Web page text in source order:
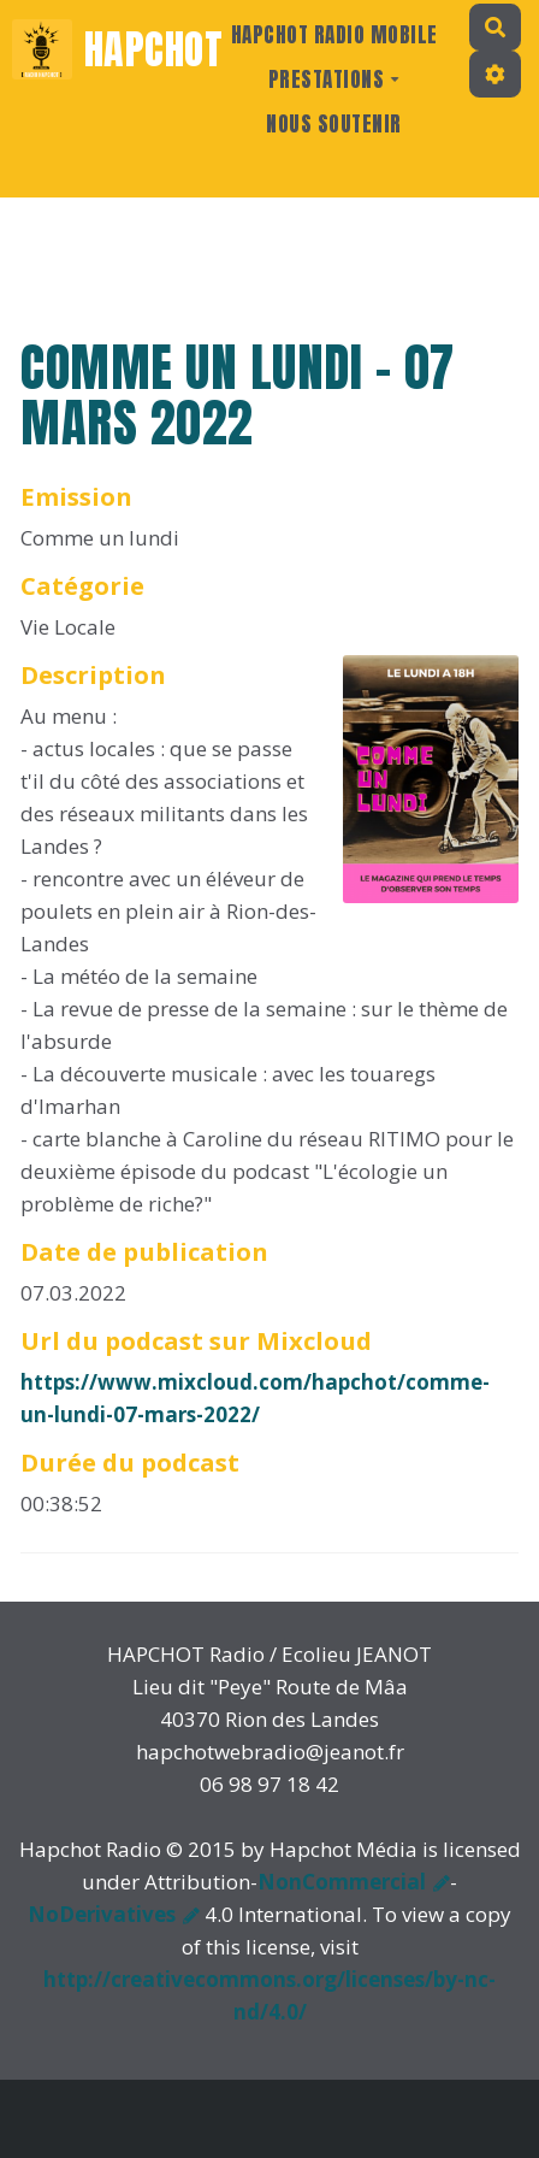
HAPCHOT HAPCHOT RADIO MOBILE
PRESTATIONS
NOUS SOUTENIR
COMME UN LUNDI - 07
MARS 2022
Emission
Comme un lundi
Catégorie
Vie Locale
Description
Au menu :
- actus locales : que se passe
t'il du côté des associations et
des réseaux militants dans les
Landes ?
- rencontre avec un éléveur de
poulets en plein air à Rion-des-
Landes
- La météo de la semaine
- La revue de presse de la semaine : sur le thème de
l'absurde
- La découverte musicale : avec les touaregs
d'Imarhan
- carte blanche à Caroline du réseau RITIMO pour le
deuxième épisode du podcast "L'écologie un
problème de riche?"
Date de publication
07.03.2022
Url du podcast sur Mixcloud
https://www.mixcloud.com/hapchot/comme-
un-lundi-07-mars-2022/
Durée du podcast
00:38:52
HAPCHOT Radio / Ecolieu JEANOT
Lieu dit "Peye" Route de Mâa
40370 Rion des Landes
hapchotwebradio@jeanot.fr
06 98 97 18 42
Hapchot Radio © 2015 by Hapchot Média is licensed
under Attribution-NonCommercial
-
NoDerivatives
4.0 International. To view a copy
of this license, visit
http://creativecommons.org/licenses/by-nc-
nd/4.0/